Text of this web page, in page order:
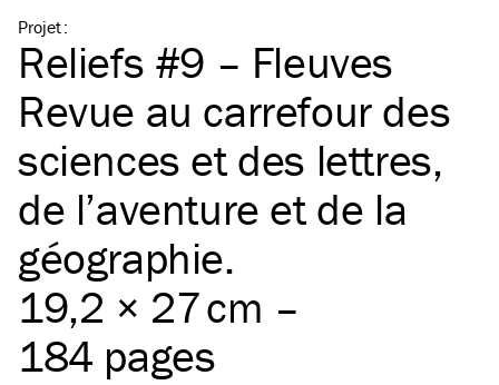
Projet:
Reliefs #9 – Fleuves
Revue au carrefour des
sciences et des lettres,
de l’aventure et de la
géographie.
19,2 × 27 cm –
184 pages